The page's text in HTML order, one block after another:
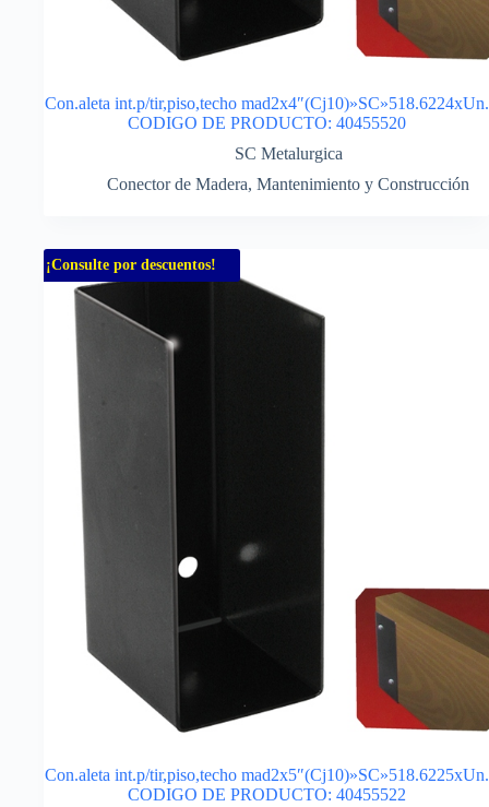
Con.aleta int.p/tir,piso,techo mad2x4″(Cj10)»SC»518.6224xUn.
CODIGO DE PRODUCTO: 40455520
SC Metalurgica
Conector de Madera, Mantenimiento y Construcción
¡Consulte por descuentos!
Con.aleta int.p/tir,piso,techo mad2x5″(Cj10)»SC»518.6225xUn.
CODIGO DE PRODUCTO: 40455522